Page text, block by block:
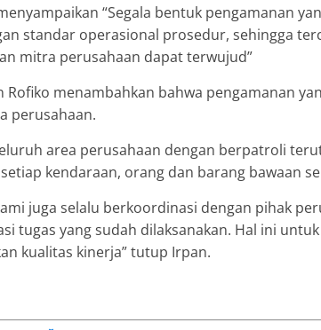
“Segala bentuk pengamanan
standar operasional prosedur, sehingga
mitra perusahaan dapat terwujud”
Rofiko menambahkan bahwa pengamanan
perusahaan.
area perusahaan dengan berpatroli
kendaraan, orang dan barang bawaan
juga selalu berkoordinasi dengan pihak
tugas yang sudah dilaksanakan. Hal ini
kualitas kinerja” tutup Irpan.